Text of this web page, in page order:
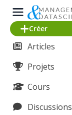
Créer
Articles
Projets
Cours
Discussions